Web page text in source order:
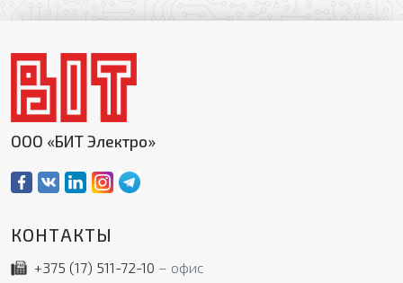
ООО «БИТ Электро»
КОНТАКТЫ
+375 (17) 511-72-10
офис